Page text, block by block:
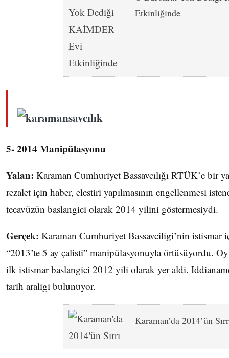
Etkinliğinde
5- 2014 Manipülasyonu
Yalan: Karaman Cumhuriyet Bassavcılığı RTÜK’e bir
rezalet için haber, elestiri yapılmasının engellenmesi
tecavüzün baslangici olarak 2014 yilini göstermesiydi.
Gerçek: Karaman Cumhuriyet Bassavciligi’nin istismar
“2013’te 5 ay çalisti” manipülasyonuyla örtüsüyordu.
ilk istismar baslangici 2012 yili olarak yer aldi.
tarih araligi bulunuyor.
Karaman’da 2014’ün